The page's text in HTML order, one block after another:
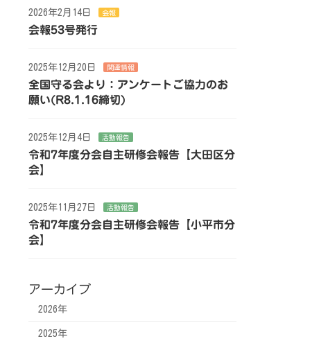
2026年2月14日 会報
会報53号発行
2025年12月20日 関連情報
全国守る会より：アンケートご協力のお
願い(R8.1.16締切)
2025年12月4日 活動報告
令和7年度分会自主研修会報告【大田区分
会】
2025年11月27日 活動報告
令和7年度分会自主研修会報告【小平市分
会】
アーカイブ
2026年
2025年